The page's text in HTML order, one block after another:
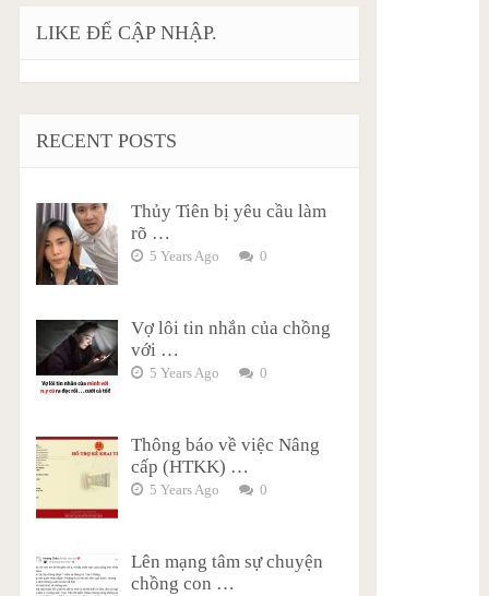
LIKE ĐỂ CẬP NHẬP.
RECENT POSTS
Thủy Tiên bị yêu cầu làm
rõ …
5 Years Ago 0
Vợ lôi tin nhắn của chồng
với …
5 Years Ago 0
Thông báo về việc Nâng
cấp (HTKK) …
5 Years Ago 0
Lên mạng tâm sự chuyện
chồng con …